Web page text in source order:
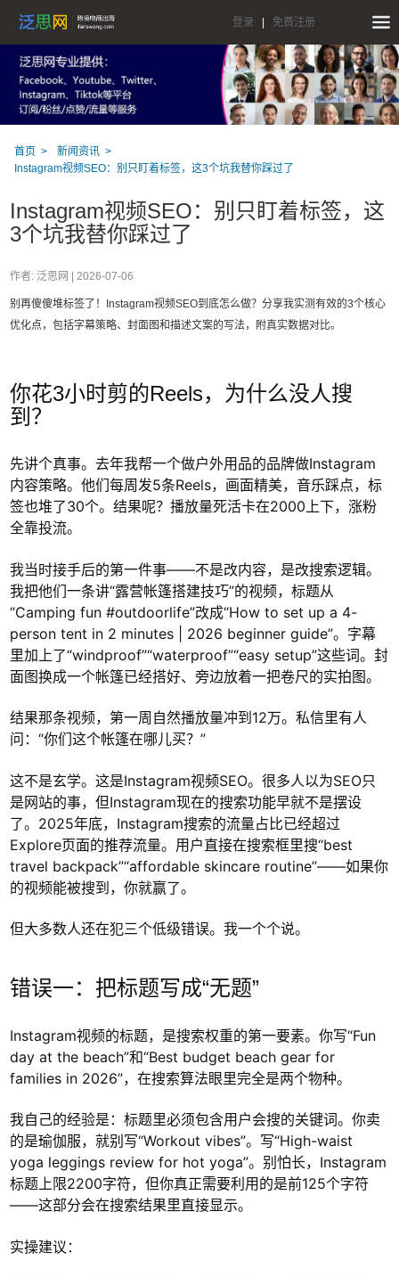
登录 免费注册
首页
新闻资讯
Instagram视频SEO：别只盯着标签，这3个坑我替你踩过了
Instagram视频SEO：别只盯着标签，这
3个坑我替你踩过了
作者: 泛思网 | 2026-07-06
别再傻傻堆标签了！Instagram视频SEO到底怎么做？分享我实测有效的3个核心
优化点，包括字幕策略、封面图和描述文案的写法，附真实数据对比。
你花3小时剪的Reels，为什么没人搜
到？
先讲个真事。去年我帮一个做户外用品的品牌做Instagram
内容策略。他们每周发5条Reels，画面精美，音乐踩点，标
签也堆了30个。结果呢？播放量死活卡在2000上下，涨粉
全靠投流。
我当时接手后的第一件事——不是改内容，是改搜索逻辑。
我把他们一条讲“露营帐篷搭建技巧”的视频，标题从
“Camping fun #outdoorlife”改成“How to set up a 4-
person tent in 2 minutes | 2026 beginner guide”。字幕
里加上了“windproof”“waterproof”“easy setup”这些词。封
面图换成一个帐篷已经搭好、旁边放着一把卷尺的实拍图。
结果那条视频，第一周自然播放量冲到12万。私信里有人
问：“你们这个帐篷在哪儿买？”
这不是玄学。这是Instagram视频SEO。很多人以为SEO只
是网站的事，但Instagram现在的搜索功能早就不是摆设
了。2025年底，Instagram搜索的流量占比已经超过
Explore页面的推荐流量。用户直接在搜索框里搜“best
travel backpack”“affordable skincare routine”——如果你
的视频能被搜到，你就赢了。
但大多数人还在犯三个低级错误。我一个个说。
错误一：把标题写成“无题”
Instagram视频的标题，是搜索权重的第一要素。你写“Fun
day at the beach”和“Best budget beach gear for
families in 2026”，在搜索算法眼里完全是两个物种。
我自己的经验是：标题里必须包含用户会搜的关键词。你卖
的是瑜伽服，就别写“Workout vibes”。写“High-waist
yoga leggings review for hot yoga”。别怕长，Instagram
标题上限2200字符，但你真正需要利用的是前125个字符
——这部分会在搜索结果里直接显示。
实操建议：